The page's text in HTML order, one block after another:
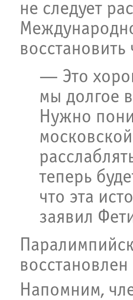
не следует
— Это
мы долгое
Нужно
теперь
что эта
заявил
Напомним,